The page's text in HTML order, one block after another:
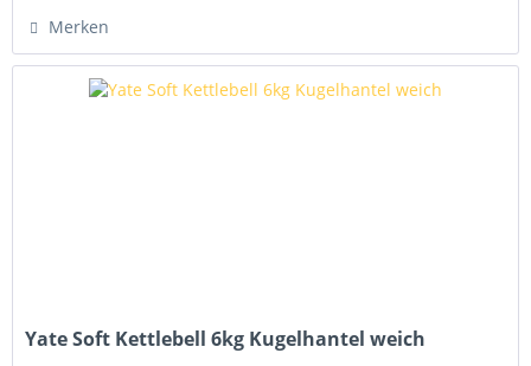
Merken
Yate Soft Kettlebell 6kg Kugelhantel weich